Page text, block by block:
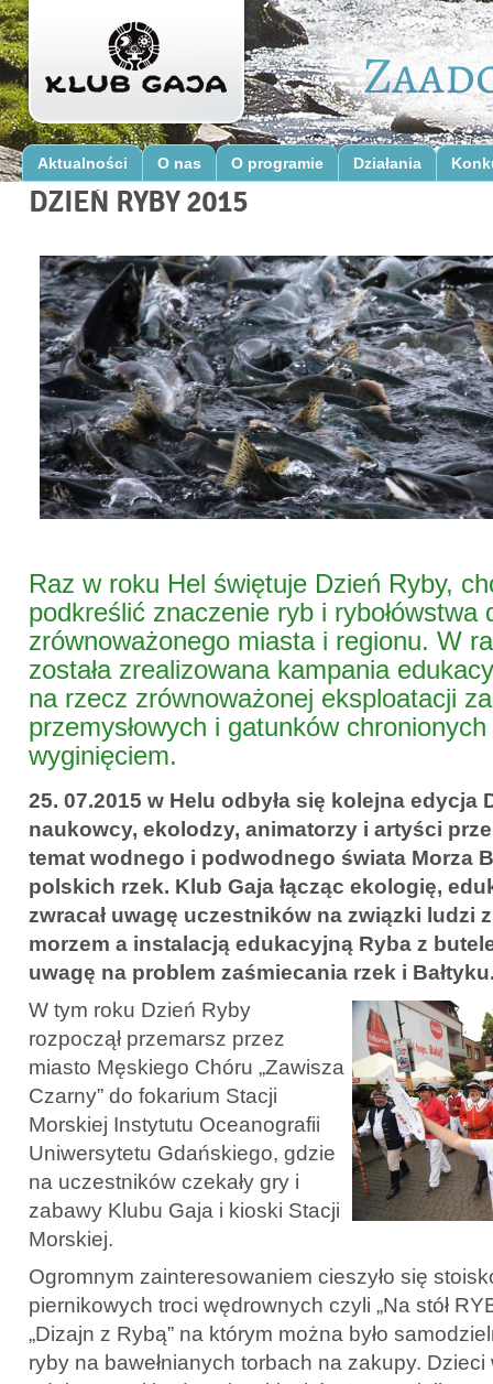
Aktualności O nas O programie Działania
DZIEŃ RYBY 2015
Raz w roku Hel świętuje Dzień Ryby,
podkreślić znaczenie ryb i rybołówstwa
zrównoważonego miasta i regionu. W
została zrealizowana kampania
na rzecz zrównoważonej eksploatacji
przemysłowych i gatunków
wyginięciem.
25. 07.2015 w Helu odbyła się kolejna edycja
naukowcy, ekolodzy, animatorzy i artyści
temat wodnego i podwodnego świata Morza
polskich rzek. Klub Gaja łącząc ekologię,
zwracał uwagę uczestników na związki ludzi
morzem a instalacją edukacyjną Ryba z
uwagę na problem zaśmiecania rzek i
W tym roku Dzień Ryby
rozpoczął przemarsz przez
miasto Męskiego Chóru „Zawisza
Czarny” do fokarium Stacji
Morskiej Instytutu Oceanografii
Uniwersytetu Gdańskiego, gdzie
na uczestników czekały gry i
zabawy Klubu Gaja i kioski Stacji
Morskiej.
Ogromnym zainteresowaniem cieszyło się
piernikowych troci wędrownych czyli „Na stół
„Dizajn z Rybą” na którym można było
ryby na bawełnianych torbach na zakupy.